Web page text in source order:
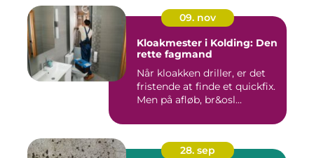
09. nov
Kloakmester i Kolding: Den
rette fagmand
Når kloakken driller, er det
fristende at finde et quickfix.
Men på afløb, br&osl...
28. sep